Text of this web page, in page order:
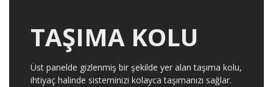
TAŞIMA KOLU
Üst panelde gizlenmiş bir şekilde yer alan taşıma kolu,
ihtiyaç halinde sisteminizi kolayca taşımanızı sağlar.